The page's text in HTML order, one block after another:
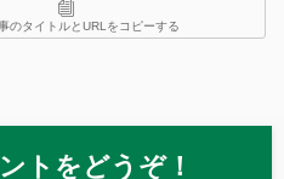
のタイトルとURLをコピーする
トをどうぞ！